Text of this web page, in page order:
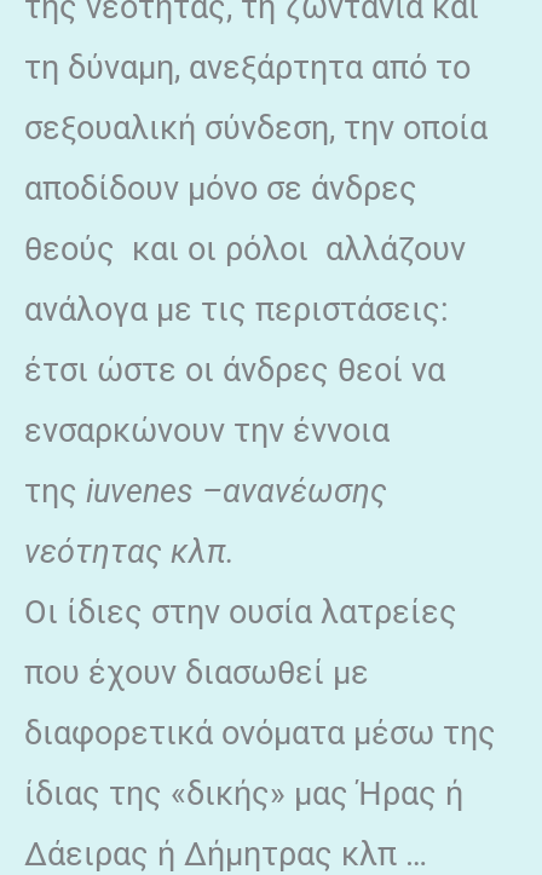
τη δύναμη, ανεξάρτητα από το
σεξουαλική σύνδεση, την οποία
αποδίδουν μόνο σε άνδρες
θεούς και οι ρόλοι αλλάζουν
ανάλογα με τις περιστάσεις:
έτσι ώστε οι άνδρες θεοί να
ενσαρκώνουν την έννοια
της iuvenes –ανανέωσης
νεότητας κλπ.
Οι ίδιες στην ουσία λατρείες
που έχουν διασωθεί με
διαφορετικά ονόματα μέσω της
ίδιας της «δικής» μας Ήρας ή
Δάειρας ή Δήμητρας κλπ …